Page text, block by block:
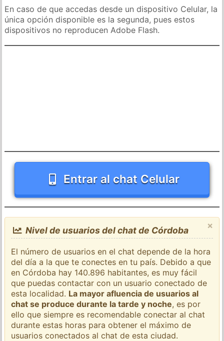
En caso de que accedas desde un dispositivo Celular, la
única opción disponible es la segunda, pues estos
dispositivos no reproducen Adobe Flash.
Entrar al chat Celular
×
Nivel de usuarios del chat de Córdoba
El número de usuarios en el chat depende de la hora
del día a la que te conectes en tu país. Debido a que
en Córdoba hay 140.896 habitantes, es muy fácil
que puedas contactar con un usuario conectado de
esta localidad. La mayor afluencia de usuarios al
chat se produce durante la tarde y noche, es por
ello que siempre es recomendable conectar al chat
durante estas horas para obtener el máximo de
usuarios conectados al chat de esta ciudad.